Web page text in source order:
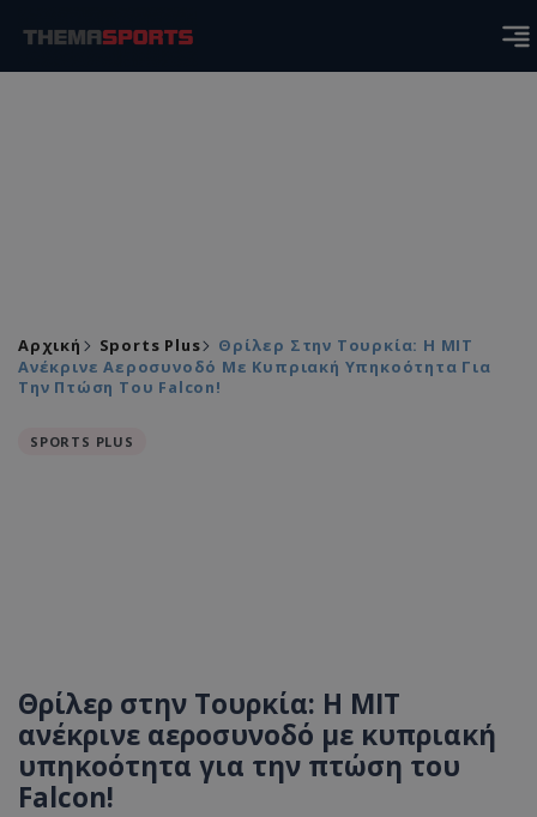
Αρχική Sports Plus
Θρίλερ Στην Τουρκία: Η ΜΙΤ
Ανέκρινε Αεροσυνοδό Με Κυπριακή Υπηκοότητα Για
Την Πτώση Του Falcon!
SPORTS PLUS
Θρίλερ στην Τουρκία: Η ΜΙΤ
ανέκρινε αεροσυνοδό με κυπριακή
υπηκοότητα για την πτώση του
Falcon!